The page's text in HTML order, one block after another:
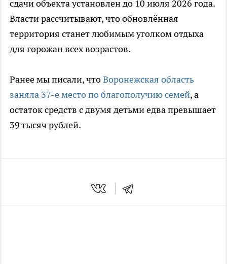
сдачи объекта установлен до 10 июля 2026 года.
Власти рассчитывают, что обновлённая
территория станет любимым уголком отдыха
для горожан всех возрастов.
Ранее мы писали, чтоВоронежская область
заняла 37-е место по благополучию семей, а
остаток средств с двумя детьми едва превышает
39 тысяч рублей.